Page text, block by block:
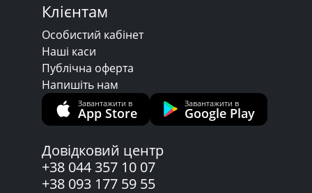
Клієнтам
Особистий кабінет
Наші каси
Публічна оферта
Напишіть нам
Завантажити в
App Store
Завантажити в
Google Play
Довідковий центр
+38 044 357 10 07
+38 093 177 59 55